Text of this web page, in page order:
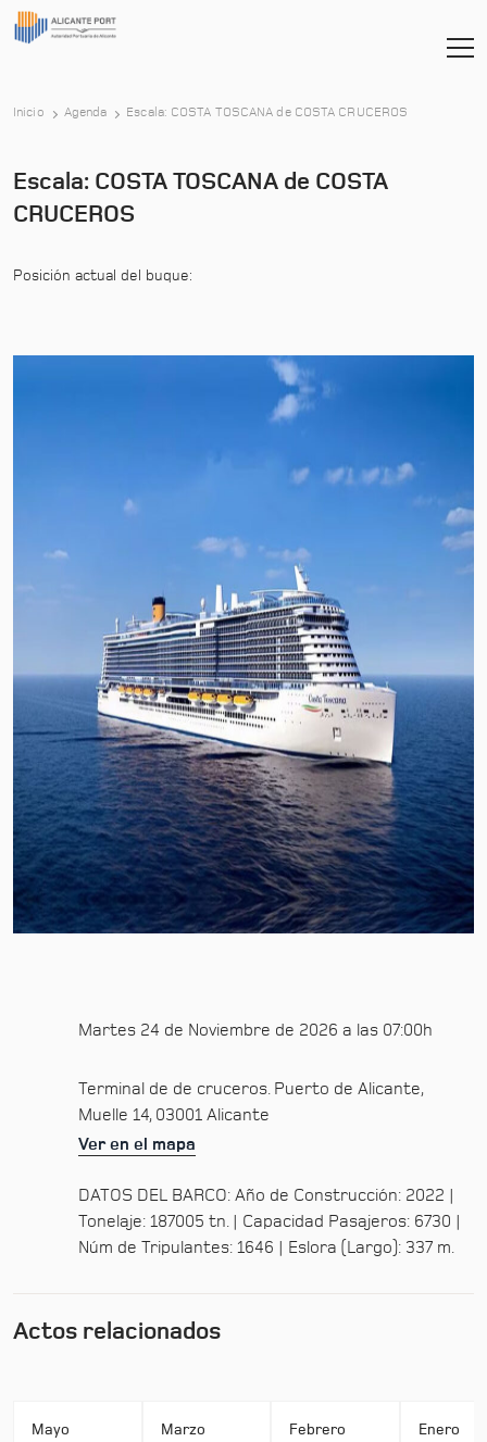
Inicio Agenda Escala: COSTA TOSCANA de COSTA CRUCEROS
Escala: COSTA TOSCANA de COSTA
CRUCEROS
Posición actual del buque:
Martes 24 de Noviembre de 2026 a las 07:00h
Terminal de de cruceros. Puerto de Alicante,
Muelle 14, 03001 Alicante
Ver en el mapa
DATOS DEL BARCO: Año de Construcción: 2022 |
Tonelaje: 187005 tn. | Capacidad Pasajeros: 6730 |
Núm de Tripulantes: 1646 | Eslora (Largo): 337 m.
Actos relacionados
Mayo Marzo Febrero Enero